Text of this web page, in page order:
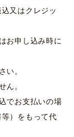
又はクレジッ
お申し込み時に
い。
ん。
でお支払いの場
）をもって代